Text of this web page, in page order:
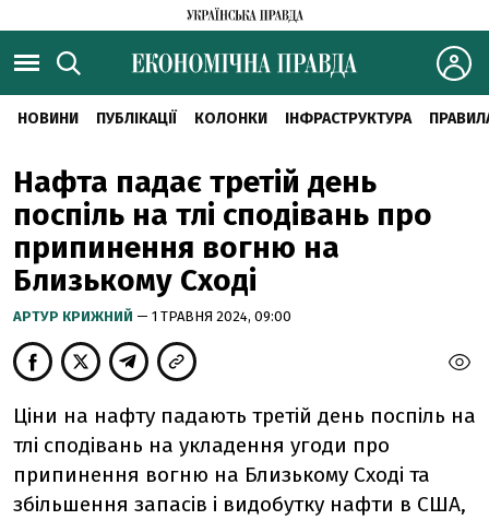
НОВИНИ ПУБЛІКАЦІЇ КОЛОНКИ ІНФРАСТРУКТУРА
Нафта падає третій день
поспіль на тлі сподівань про
припинення вогню на
Близькому Сході
АРТУР КРИЖНИЙ — 1 ТРАВНЯ 2024, 09:00
Ціни на нафту падають третій день поспіль на
тлі сподівань на укладення угоди про
припинення вогню на Близькому Сході та
збільшення запасів і видобутку нафти в США,